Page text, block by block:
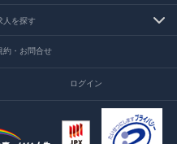
人を探す
約・お問合せ
ログイン